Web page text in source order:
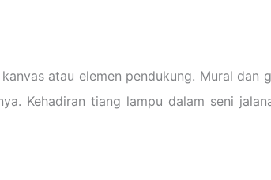
atau elemen pendukung. Mural dan
Kehadiran tiang lampu dalam seni